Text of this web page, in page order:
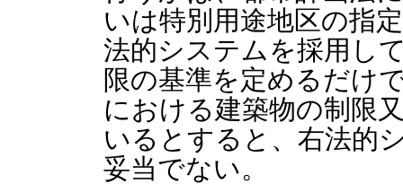
いは特別用途地区の指
法的システムを採用し
限の基準を定めるだけ
における建築物の制限
いるとすると、右法的
妥当でない。